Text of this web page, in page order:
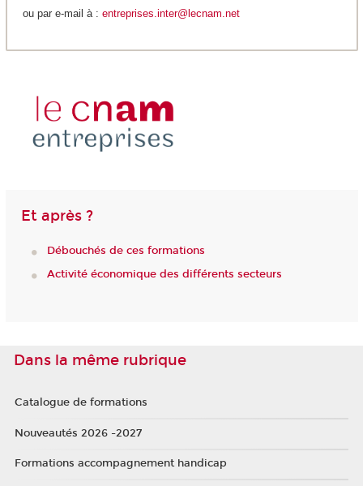
ou par e-mail à : entreprises.inter@lecnam.net
Et après ?
Débouchés de ces formations
Activité économique des différents secteurs
Dans la même rubrique
Catalogue de formations
Nouveautés 2026 -2027
Formations accompagnement handicap